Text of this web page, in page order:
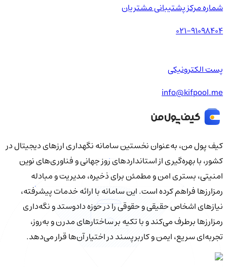
شماره مرکز پشتیبانی مشتریان
021-91098404
پست الکترونیکی
info@kifpool.me
کیف‌ پول من، به‌عنوان نخستین سامانه نگهداری ارزهای دیجیتال در
کشور، با بهره‌گیری از استانداردهای روز جهانی و فناوری‌های نوین
امنیتی، بستری امن و مطمئن برای ذخیره، مدیریت و مبادله
رمزارزها فراهم کرده است. این سامانه با ارائه خدمات پیشرفته،
نیازهای اشخاص حقیقی و حقوقی را در حوزه دادوستد و نگه‌داری
رمزارزها برطرف می‌کند و با تکیه بر ساختارهای مدرن و به‌روز،
تجربه‌ای سریع، ایمن و کاربرپسند در اختیار آن‌ها قرار می‌دهد.